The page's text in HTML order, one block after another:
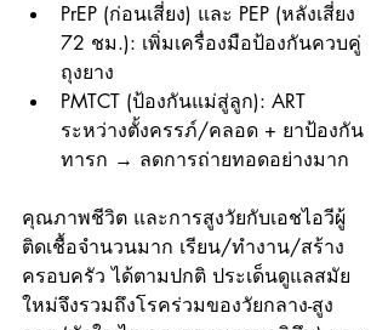
PrEP (ก่อนเสี่ยง) และ PEP (หลังเสี่ยง
72 ชม.): เพิ่มเครื่องมือป้องกันควบคู่
ถุงยาง
PMTCT (ป้องกันแม่สู่ลูก): ART
ระหว่างตั้งครรภ์/คลอด + ยาป้องกัน
ทารก → ลดการถ่ายทอดอย่างมาก
คุณภาพชีวิต และการสูงวัยกับเอชไอวีผู้
ติดเชื้อจำนวนมาก เรียน/ทำงาน/สร้าง
ครอบครัว ได้ตามปกติ ประเด็นดูแลสมัย
ใหม่จึงรวมถึงโรคร่วมของวัยกลาง-สูง